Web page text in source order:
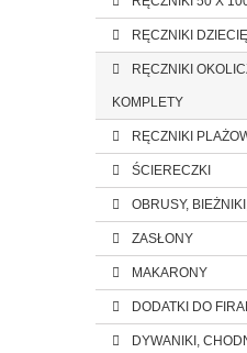
RĘCZNIKI
RĘCZNIKI
KOMPLETY
RĘCZNIKI
ŚCIERECZKI
OBRUSY,
ZASŁONY
MAKARONY
DODATKI DO
DYWANIKI,